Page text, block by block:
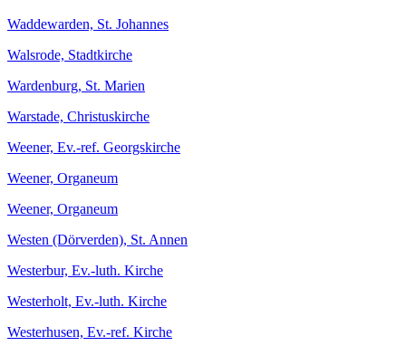
Waddewarden, St. Johannes
Walsrode, Stadtkirche
Wardenburg, St. Marien
Warstade, Christuskirche
Weener, Ev.-ref. Georgskirche
Weener, Organeum
Weener, Organeum
Westen (Dörverden), St. Annen
Westerbur, Ev.-luth. Kirche
Westerholt, Ev.-luth. Kirche
Westerhusen, Ev.-ref. Kirche